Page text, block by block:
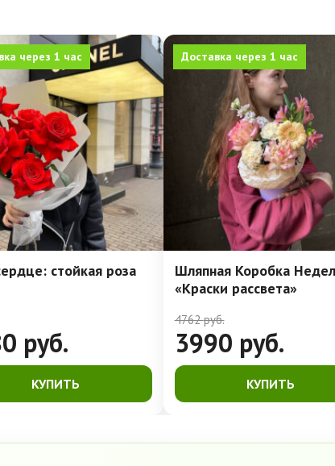
через 1 час
стойкая роза
руб.
КУПИТЬ
Доставка через 1 час
Шляпная Коробка
«Краски рассвета»
4762руб.
3990 руб.
КУПИТЬ